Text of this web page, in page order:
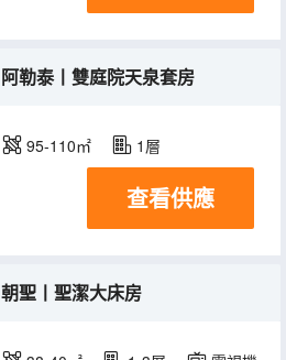
阿勒泰丨雙庭院天泉套房
95-110㎡ 1層
查看供應
朝聖丨聖潔大床房